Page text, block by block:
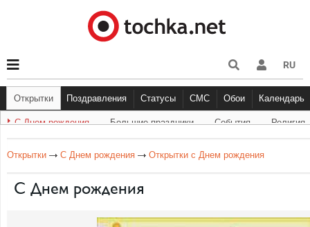
RU
Открытки Поздравления
С Днем рождения Большие праздники Cобытия
Статусы
Другое Прикольные Грустные
СМС
С Днём Рождения
Обои
Музыка
Календарь
С Днем рождения Большие праздники События Религия
Открытки С Днем рождения Открытки с Днем рождения
C Днем рождения